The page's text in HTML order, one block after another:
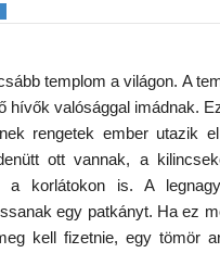
templom a világon. A
hívők valósággal imádnak.
rengetek ember utazik
ott vannak, a
korlátokon is. A
egy patkányt. Ha ez
kell fizetnie, egy tömör